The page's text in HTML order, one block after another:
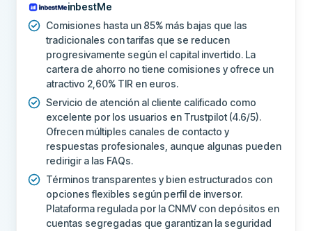
SEGURIDAD Y SOPORTE
Soporte 24/7
Chat en vivo
Soporte por correo electrónico
Soporte telefónico No
Foros comunitarios No
CAMPOS ADICIONALES
Empresa recomendada
inbestMe
Comisiones hasta un 85% más bajas que las
tradicionales con tarifas que se reducen
progresivamente según el capital invertido. La
cartera de ahorro no tiene comisiones y ofrece un
atractivo 2,60% TIR en euros.
Servicio de atención al cliente calificado como
excelente por los usuarios en Trustpilot (4.6/5).
Ofrecen múltiples canales de contacto y
respuestas profesionales, aunque algunas pueden
redirigir a las FAQs.
Términos transparentes y bien estructurados con
opciones flexibles según perfil de inversor.
Plataforma regulada por la CNMV con depósitos en
cuentas segregadas que garantizan la seguridad